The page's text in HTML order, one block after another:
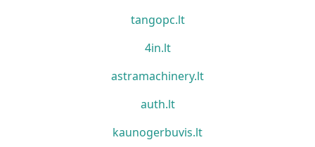
tangopc.lt
4in.lt
astramachinery.lt
auth.lt
kaunogerbuvis.lt